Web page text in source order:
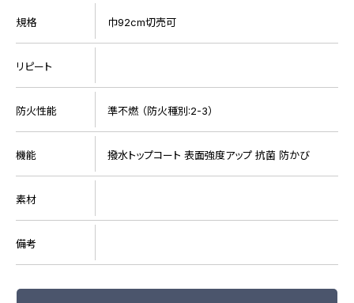
規格 巾92cm切売可
リピート
防火性能 準不燃 （防火種別:2-3）
機能 撥水トップコート 表面強度アップ 抗菌 防かび
素材
備考